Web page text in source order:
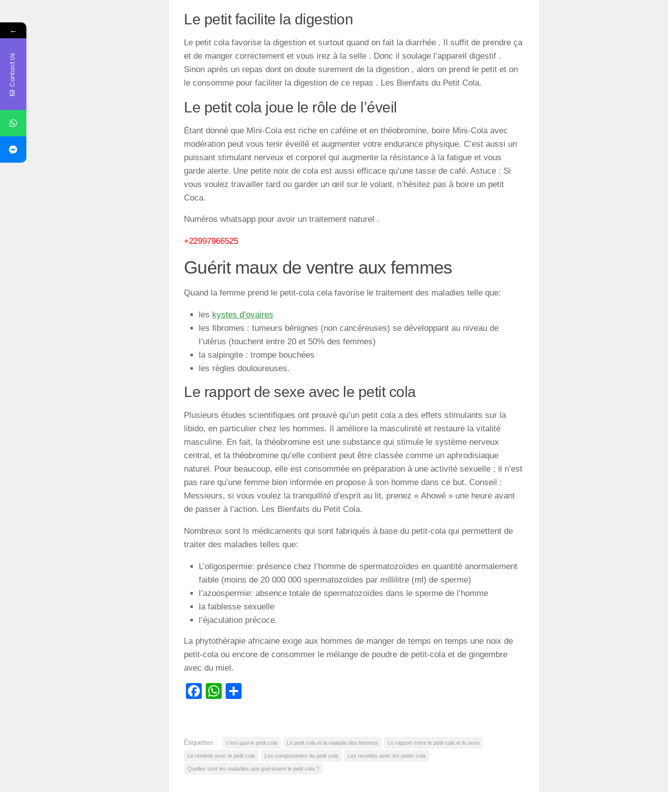
Le petit facilite la digestion
Le petit cola favorise la digestion et surtout quand on fait la diarrhée . Il suffit de prendre ça
et de manger correctement et vous irez à la selle . Donc il soulage l’appareil digestif .
Sinon après un repas dont on doute surement de la digestion , alors on prend le petit et on
le consomme pour faciliter la digestion de ce repas . Les Bienfaits du Petit Cola.
Le petit cola joue le rôle de l’éveil
Étant donné que Mini-Cola est riche en caféine et en théobromine, boire Mini-Cola avec
modération peut vous tenir éveillé et augmenter votre endurance physique. C’est aussi un
puissant stimulant nerveux et corporel qui augmente la résistance à la fatigue et vous
garde alerte. Une petite noix de cola est aussi efficace qu’une tasse de café. Astuce : Si
vous voulez travailler tard ou garder un œil sur le volant, n’hésitez pas à boire un petit
Coca.
Numéros whatsapp pour avoir un traitement naturel .
+22997966525
Guérit maux de ventre aux femmes
Quand la femme prend le petit-cola cela favorise le traitement des maladies telle que:
les kystes d’ovaires
les fibromes : tumeurs bénignes (non cancéreuses) se développant au niveau de
l’utérus (touchent entre 20 et 50% des femmes)
la salpingite : trompe bouchées
les règles douloureuses.
Le rapport de sexe avec le petit cola
Plusieurs études scientifiques ont prouvé qu’un petit col aa des effets stimulants sur la
libido, en particulier chez les hommes. améliore la masculinité et restaure la vitalité
masculine. En fait, lathéobromine est une substance qui stimu le le système nerveux
central , et lathéobromine qu’elle contient peut être classée comme un aphrodisiaque
naturel. Pour beaucoup, elle est consommée en préparation àune activité sexuelle ; il n’est
pas rare qu’une femme bien informée en propose à son homme dans ce but. Conseil :
Messieurs, si vous voulez la tranquillité d’esprit au lit, prenez « Ahowé » une heure avant
de passer àl’action. Les Bienfaits du Petit Cola.
Nombreux sont ls médicaments qui sont fabriqués à base du petit-cola qui permettent de
traiter des maladies telles que:
L’oligospermie: présence chez l’homme de spermatozoïdes en quantité anormalement
faible (moins de 20 000 000 spermatozoïdes par millilitre (ml) de sperme)
l’azoospermie: absence totale de spermatozoïdes dans le sperme de l’homme
la faiblesse sexuelle
l’éjaculation précoce.
La phytothérapie africaine exige aux hommes de manger de temps en temps une noix de
petit-cola ou encore de consommer le mélange de poudre de petit-cola et de gingembre
avec du miel.
Facebook
WhatsApp
Étiquettes : c'est quoi le petit cola Le petit cola et la maladie des femmes Le rapport entre le petit cola et le sexe
Le remède avec le petit cola Les composantes du petit cola Les recettes avec les petits cola
Quelles sont les maladies que guérissent le petit cola ?
←
Contact Us